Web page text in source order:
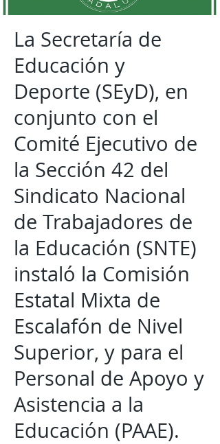
La Secretaría de
Educación y
Deporte (SEyD), en
conjunto con el
Comité Ejecutivo de
la Sección 42 del
Sindicato Nacional
de Trabajadores de
la Educación (SNTE)
instaló la Comisión
Estatal Mixta de
Escalafón de Nivel
Superior, y para el
Personal de Apoyo y
Asistencia a la
Educación (PAAE).